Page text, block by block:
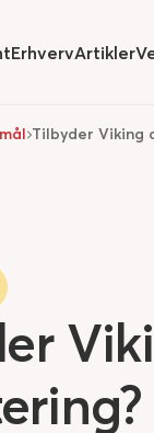
Hide submenu
Erhverv
Hide
Artikler
Tilbyder Viking